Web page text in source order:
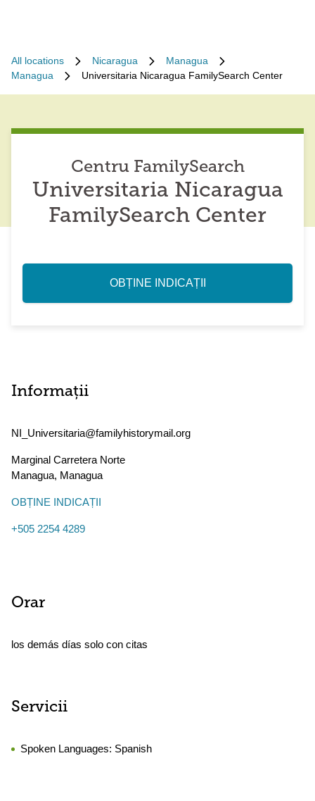
All locations Nicaragua
Managua
Managua
Universitaria Nicaragua FamilySearch Center
Centru FamilySearch
Universitaria Nicaragua
FamilySearch Center
OBȚINE INDICAȚII
Informații
NI_Universitaria@familyhistorymail.org
Marginal Carretera Norte
Managua, Managua
OBȚINE INDICAȚII
+505 2254 4289
Orar
los demás días solo con citas
Servicii
Spoken Languages: Spanish